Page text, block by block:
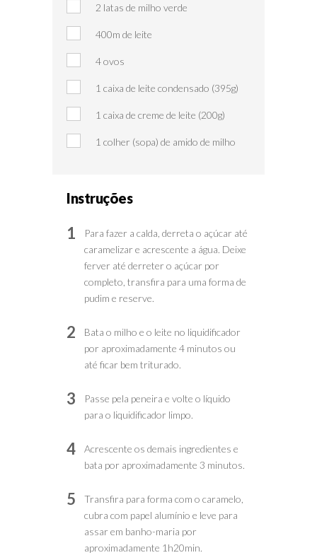
2 latas de milho verde
400m de leite
4 ovos
1 caixa de leite condensado (395g)
1 caixa de creme de leite (200g)
1 colher (sopa) de amido de milho
Instruções
1
Para fazer a calda, derreta o açúcar até
caramelizar e acrescente a água. Deixe
ferver até derreter o açúcar por
completo, transfira para uma forma de
pudim e reserve.
2
Bata o milho e o leite no liquidificador
por aproximadamente 4 minutos ou
até ficar bem triturado.
3
Passe pela peneira e volte o líquido
para o liquidificador limpo.
4
Acrescente os demais ingredientes e
bata por aproximadamente 3 minutos.
5
Transfira para forma com o caramelo,
cubra com papel alumínio e leve para
assar em banho-maria por
aproximadamente 1h20min.